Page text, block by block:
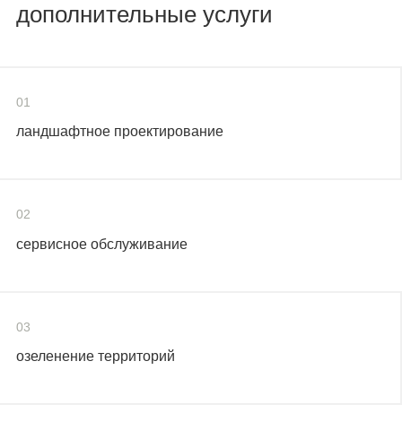
дополнительные услуги
01
ландшафтное проектирование
02
сервисное обслуживание
03
озеленение территорий